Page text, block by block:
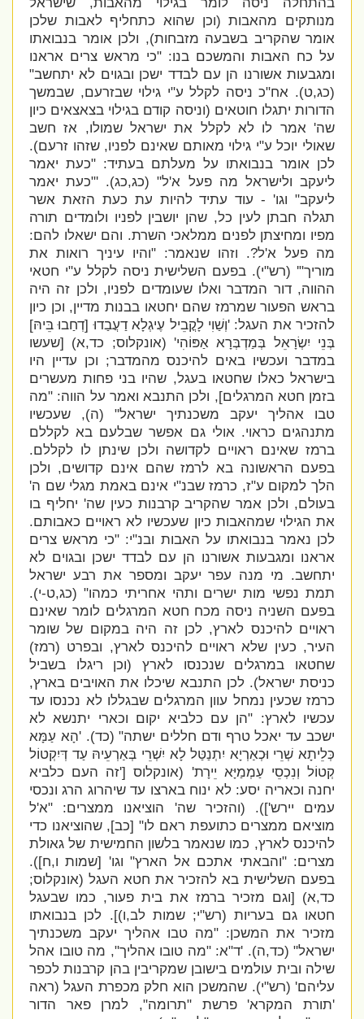
מנותקים מהאבות (וכן שהוא כתחליף לאבות שלכן
אומר שהקריב בשבעה מזבחות), ולכן אומר בנבואתו
על כח האבות והמשכם בנו: " כי מראש צרים אראנו
ומגבעות אשורנו הן עם לבדד ישכן ובגוים לא יתחשב"
(כג,ט). אח"כ ניסה לקלל ע"י גילוי שבזרעם, שבמשך
הדורות יתגלו חוטאים (וניסה קודם בגילוי בצאצאים כיון
שה' אמר לו לא לקלל את ישראל שמולו, אז חשב
שאולי יוכל ע"י גילוי מאותם שאינם לפניו, שזהו זרעם).
לכן אומר בנבואתו על מעלתם בעתיד: " כעת יאמר
ליעקב ולישראל מה פעל א'ל" (כג,כג). '"כעת יאמר
ליעקב" וגו' - עוד עתיד להיות עת כעת הזאת אשר
תגלה חבתן לעין כל, שהן יושבין לפניו ולומדים תורה
מפיו ומחיצתן לפנים ממלאכי השרת. והם ישאלו להם:
מה פעל א'ל?. וזהו שנאמר: "והיו עיניך רואות את
מוריך"' (רש"י). בפעם השלישית ניסה לקלל ע"י חטאי
ההווה, דור המדבר ואלו שעומדים לפניו, ולכן זה היה
בראש הפעור שמרמז שהם יחטאו בבנות מדיין, וכן כיון
להזכיר את העגל: 'וְשַׁוִי לָקֳבֵיל עֶיגְלָא דַעֲבַדוּ [דְחַבוּ בֵּיהּ]
בְּנֵי יִשְׂרָאֵל בְּמַדְבְּרָא אַפּוֹהִי' (אונקלוס; כד,א) [שעשו
במדבר ועכשיו באים להיכנס מהמדבר; וכן עדיין היו
בישראל כאלו שחטאו בעגל, שהיו בני פחות מעשרים
בזמן חטא המרגלים], ולכן התנבא ואמר על הווה: "מה
טבו אהליך יעקב משכנתיך ישראל" (ה), שעכשיו
מתנהגים כראוי. אולי גם אפשר שבלעם בא לקללם
ברמז שאינם ראויים לקדושה ולכן שינתן לו לקללם.
בפעם הראשונה בא לרמז שהם אינם קדושים, ולכן
הלך למקום ע"ז, כרמז שבנ"י אינם באמת מגלי שם ה'
בעולם, ולכן אמר שהקריב קרבנות כעין שה' יחליף בו
את הגילוי שמהאבות כיון שעכשיו לא ראויים כאבותם.
לכן נאמר בנבואתו על האבות ובנ"י: "כי מראש צרים
אראנו ומגבעות אשורנו הן עם לבדד ישכן ובגוים לא
יתחשב.מי מנה עפר יעקב ומספר את רבע ישראל
תמת נפשי מות ישרים ותהי אחריתי כמהו" (כג,ט-י).
בפעם השניה ניסה מכח חטא המרגלים לומר שאינם
ראויים להיכנס לארץ, לכן זה היה במקום של שומר
העיר, כעין שלא ראויים להיכנס לארץ, ובפרט (רמז)
שחטאו במרגלים שנכנסו לארץ (וכן ריגלו בשביל
כניסת ישראל). לכן התנבא שיכלו את האויבים בארץ,
כרמז שכעין נמחל עוון המרגלים שבגללו לא נכנסו עד
עכשיו לארץ: " הן עם כלביא יקום וכארי יתנשא לא
ישכב עד יאכל טרף ודם חללים ישתה" (כד). 'הָא עַמָּא
כְּלֵיתָא שְׁרֵי וּכְאַרְיָא יִתְנַטַּל לָא יִשְׁרֵי בְּאַרְעֵיהּ עַד דְּיִקְטוֹל
קְטוֹל וְנִכְסֵי עַמְמַיָּא יֵירָת' (אונקלוס [' זה העם כלביא
יחנה וכאריה יסע: לא ינוח בארצו עד שיהרוג הרג ונכסי
עמים יירש']). (והזכיר שה' הוציאנו ממצרים: "
א'ל
מוציאם ממצרים כתועפת ראם לו" [כב], שהוציאנו כדי
להיכנס לארץ, כמו שנאמר בלשון החמישית של גאולת
מצרים: "והבאתיאתכם אל הארץ"וגו' [שמות ו,ח]).
בפעם השלישית בא להזכיר את חטא העגל(אונקלוס;
כד,א) [וגם מזכיר ברמז את בית פעור, כמו שבעגל
חטאו גם בעריות (רש"י; שמות לב,ו)]. לכן בנבואתו
מזכיר את המשכן: " מה טבו אהליך יעקב משכנתיך
ישראל" (כד,ה).'ד"א: "מה טובו אהליך", מה טובו אהל
שילה ובית עולמים בישובן שמקריבין בהן קרבנות לכפר
עליהם' (רש"י). שהמשכן הוא חלק מכפרת העגל (ראה
'תורת המקרא' פרשת "תרומה", למרן פאר הדור